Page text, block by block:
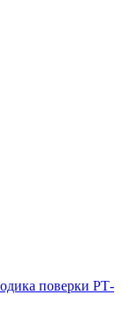
поверки РТ-